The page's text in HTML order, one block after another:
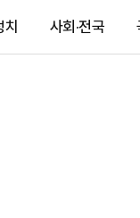
치 사회·전국